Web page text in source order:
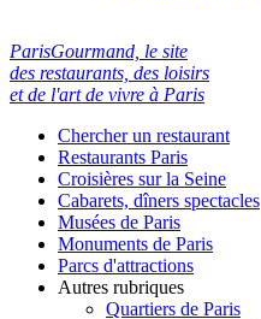
ParisGourmand, le site
des restaurants, des loisirs
et de l'art de vivre à Paris
Chercher un restaurant
Restaurants Paris
Croisières sur la Seine
Cabarets, dîners spectacles
Musées de Paris
Monuments de Paris
Parcs d'attractions
Autres rubriques
Quartiers de Paris